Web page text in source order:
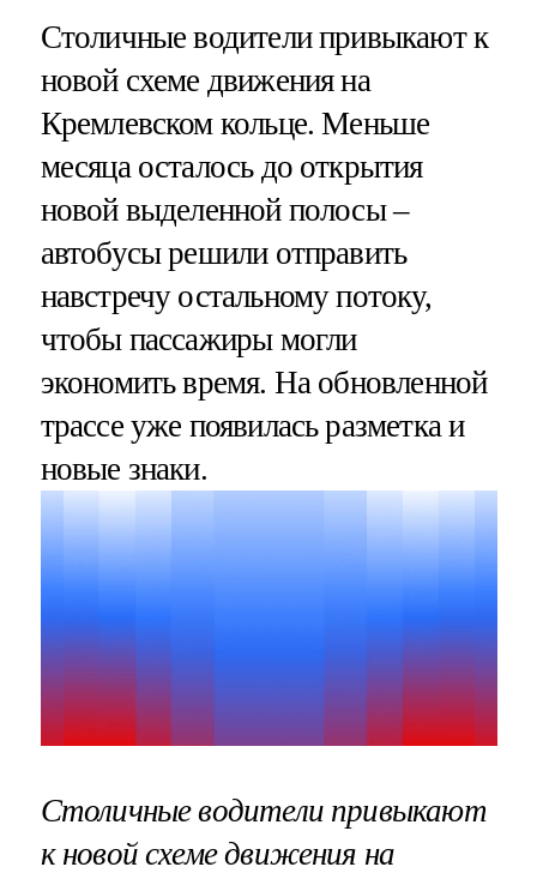
Столичные водители привыкают к
новой схеме движения на
Кремлевском кольце. Меньше
месяца осталось до открытия
новой выделенной полосы –
автобусы решили отправить
навстречу остальному потоку,
чтобы пассажиры могли
экономить время. На обновленной
трассе уже появилась разметка и
новые знаки.
Столичные водители привыкают
к новой схеме движения на